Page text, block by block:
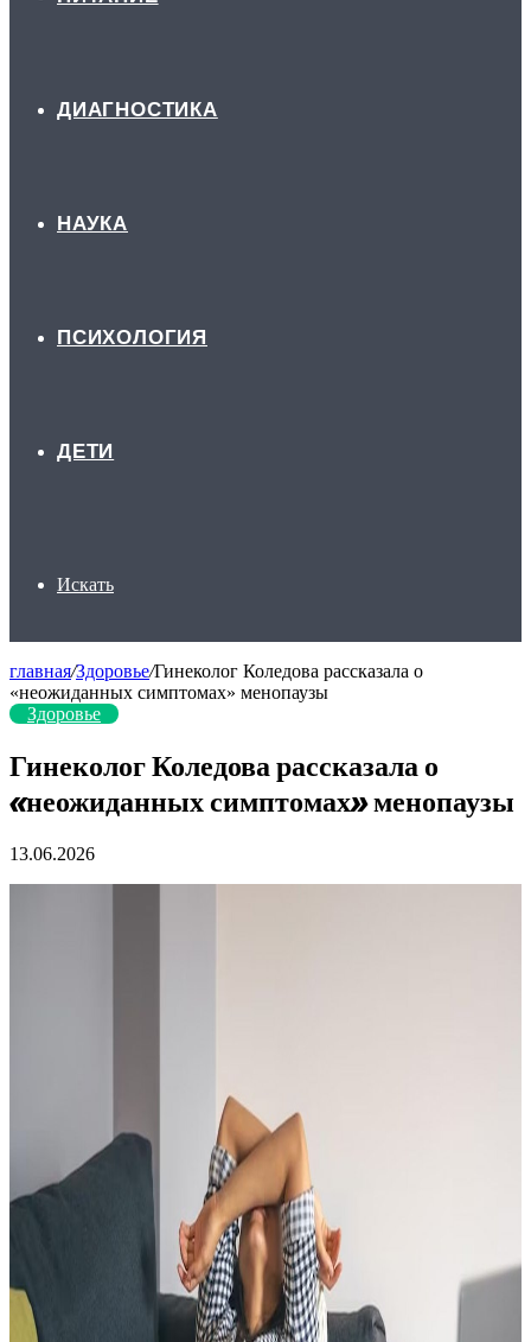
ДИАГНОСТИКА
НАУКА
ПСИХОЛОГИЯ
ДЕТИ
Искать
главная/Здоровье/Гинеколог Коледова рассказала о
«неожиданных симптомах» менопаузы
Здоровье
Гинеколог Коледова рассказала о
«неожиданных симптомах» менопаузы
13.06.2026